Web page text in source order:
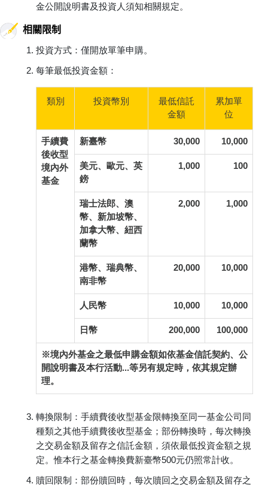
金公開說明書及投資人須知相關規定。
相關限制
投資方式：僅開放單筆申購。
每筆最低投資金額：
類別 投資幣別
最低信託
金額
累加單
位
手續費
後收型
境內外
基金
新臺幣 30,000 10,000
美元、歐元、英
鎊
1,000 100
瑞士法郎、澳
幣、新加坡幣、
加拿大幣、紐西
蘭幣
2,000 1,000
港幣、瑞典幣、
南非幣
20,000 10,000
人民幣 10,000 10,000
日幣 200,000 100,000
※境內外基金之最低申購金額如依基金信託契約、公
開說明書及本行活動...等另有規定時，依其規定辦
理。
轉換限制：手續費後收型基金限轉換至同一基金公司同
種類之其他手續費後收型基金；部份轉換時，每次轉換
之交易金額及留存之信託金額，須依最低投資金額之規
定。惟本行之基金轉換費新臺幣500元仍照常計收。
贖回限制：部份贖回時，每次贖回之交易金額及留存之